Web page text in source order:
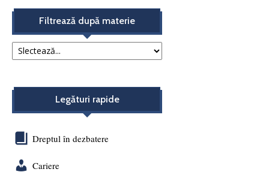
Filtrează după materie
Legături rapide
Dreptul în dezbatere
Cariere